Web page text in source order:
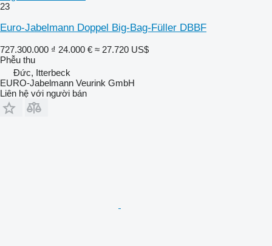
23
Euro-Jabelmann Doppel Big-Bag-Füller DBBF
727.300.000 ₫ 24.000 € ≈ 27.720 US$
Phễu thu
Đức, Itterbeck
EURO-Jabelmann Veurink GmbH
Liên hệ với người bán